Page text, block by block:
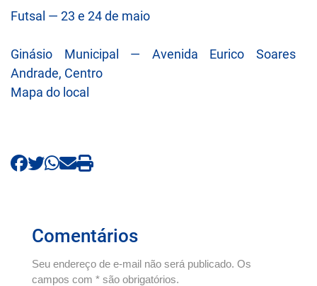
Futsal — 23 e 24 de maio
Ginásio Municipal — Avenida Eurico Soares
Andrade, Centro
Mapa do local
Comentários
Seu endereço de e-mail não será publicado. Os
campos com * são obrigatórios.